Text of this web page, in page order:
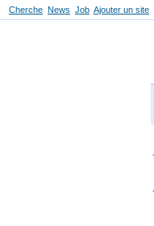
Cherche News Job Ajouter un site